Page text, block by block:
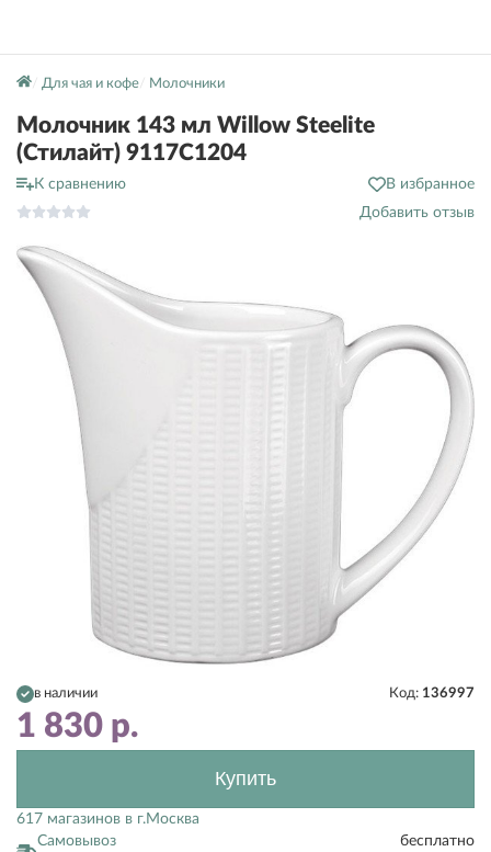
Для чая и кофе Молочники
Молочник 143 мл Willow Steelite
(Стилайт) 9117C1204
К сравнению
В избранное
Добавить отзыв
в наличии Код: 136997
1 830 р.
Купить
617 магазинов в г.Москва
Самовывоз
бесплатно